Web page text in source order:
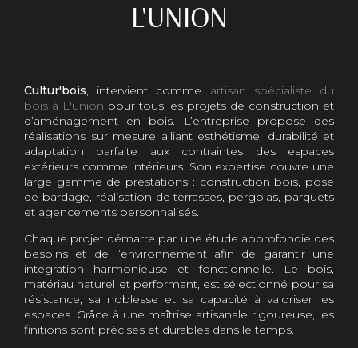
L'UNION
Cultur'bois, intervient comme artisan spécialiste du
bois à L'union pour tous les projets de construction et
d’aménagement en bois. L’entreprise propose des
réalisations sur mesure alliant esthétisme, durabilité et
adaptation parfaite aux contraintes des espaces
extérieurs comme intérieurs. Son expertise couvre une
large gamme de prestations : construction bois, pose
de bardage, réalisation de terrasses, pergolas, parquets
et agencements personnalisés.
Chaque projet démarre par une étude approfondie des
besoins et de l’environnement afin de garantir une
intégration harmonieuse et fonctionnelle. Le bois,
matériau naturel et performant, est sélectionné pour sa
résistance, sa noblesse et sa capacité à valoriser les
espaces. Grâce à une maîtrise artisanale rigoureuse, les
finitions sont précises et durables dans le temps.